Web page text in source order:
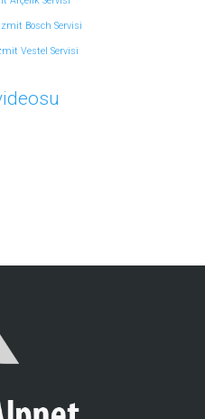
İzmit Bosch Servisi
Vestel Servisi